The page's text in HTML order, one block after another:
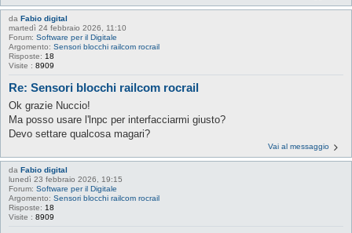
da Fabio digital
martedì 24 febbraio 2026, 11:10
Forum: Software per il Digitale
Argomento: Sensori blocchi railcom rocrail
Risposte: 18
Visite : 8909
Re: Sensori blocchi railcom rocrail
Ok grazie Nuccio!
Ma posso usare l'lnpc per interfacciarmi giusto?
Devo settare qualcosa magari?
Vai al messaggio
da Fabio digital
lunedì 23 febbraio 2026, 19:15
Forum: Software per il Digitale
Argomento: Sensori blocchi railcom rocrail
Risposte: 18
Visite : 8909